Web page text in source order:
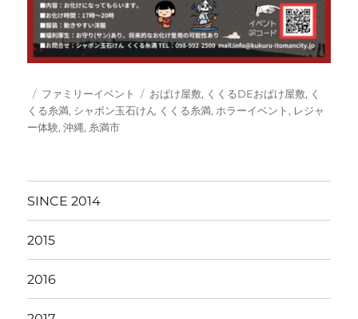
投
稿
日:
カ
テ
ゴ
ファミリーイベント
タ
グ
おばけ屋敷, くくるDEおばけ屋敷, く
くる糸満, シャボン玉石けん くくる糸満, ホラーイベント , レジャ
ー体験,沖縄, 糸満市
SINCE 2014
2015
2016